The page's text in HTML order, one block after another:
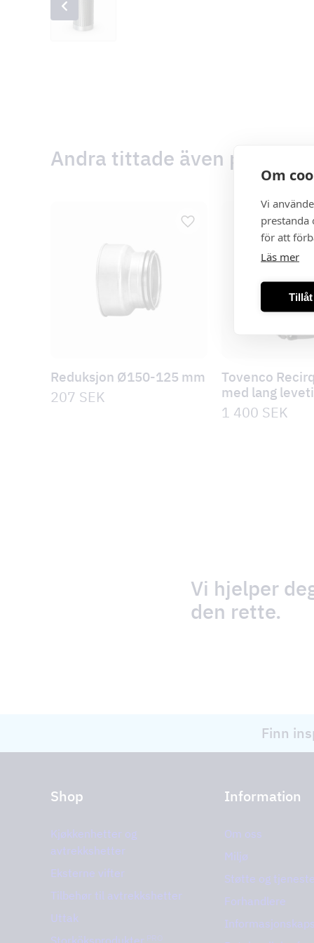
Om
Vi
prestanda
för att
Läs mer
Andra tittade även på
Reduksjon Ø150-125 mm
207 SEK
Tovenco
med lang
1 400 SEK
Vi hjelper
den rette.
Finn
Shop
Kjøkkenhetter og
avtrekkshetter
Eksterne vifter
Tilbehør til avtrekkshetter
Uttak
Storköksprodukter
Information
Om oss
Miljø
Støtte og
Forhandlere